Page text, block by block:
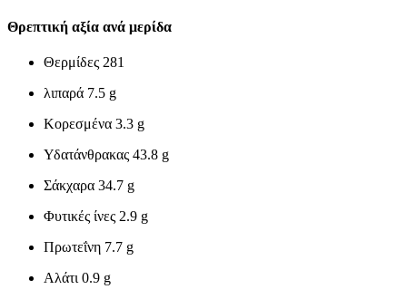
Θρεπτική αξία ανά μερίδα
Θερμίδες 281
λιπαρά 7.5 g
Κορεσμένα 3.3 g
Υδατάνθρακας 43.8 g
Σάκχαρα 34.7 g
Φυτικές ίνες 2.9 g
Πρωτεΐνη 7.7 g
Αλάτι 0.9 g